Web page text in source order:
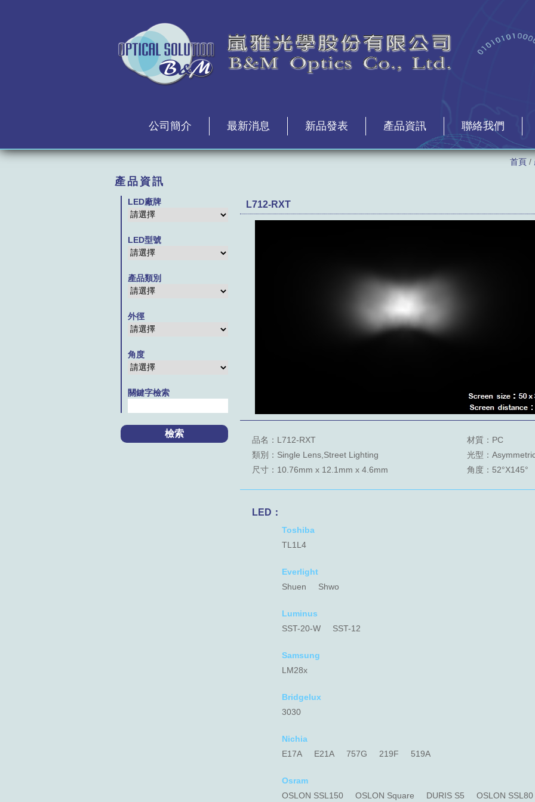
公司簡介 最新消息 新品發表 產品資訊 聯絡我們
首頁 /
產品資訊
LED廠牌
LED型號
產品類別
外徑
角度
關鍵字檢索
L712-RXT
品名：L712-RXT
材質：PC
類別：Single Lens,Street Lighting
光型：
尺寸：10.76mm x 12.1mm x 4.6mm
角度：52°X145°
LED：
Toshiba
TL1L4
Everlight
Shuen
Shwo
Luminus
SST-20-W
SST-12
Samsung
LM28x
Bridgelux
3030
Nichia
E17A
E21A 757G 219F 519A
Osram
OSLON SSL150
OSLON Square DURIS S5 OSLON SSL80